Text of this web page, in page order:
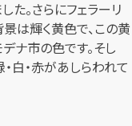
。さらにフェラーリ
は輝く黄色で、この黄
ナ市の色です。そし
白・赤があしらわれて